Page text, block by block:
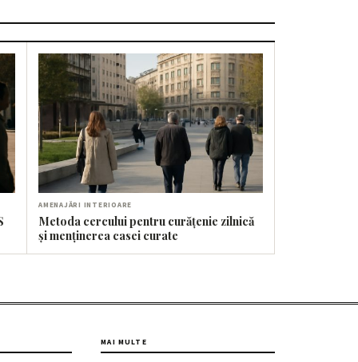
AMENAJĂRI INTERIOARE
Metoda cercului pentru curățenie zilnică
și menținerea casei curate
MAI MULTE